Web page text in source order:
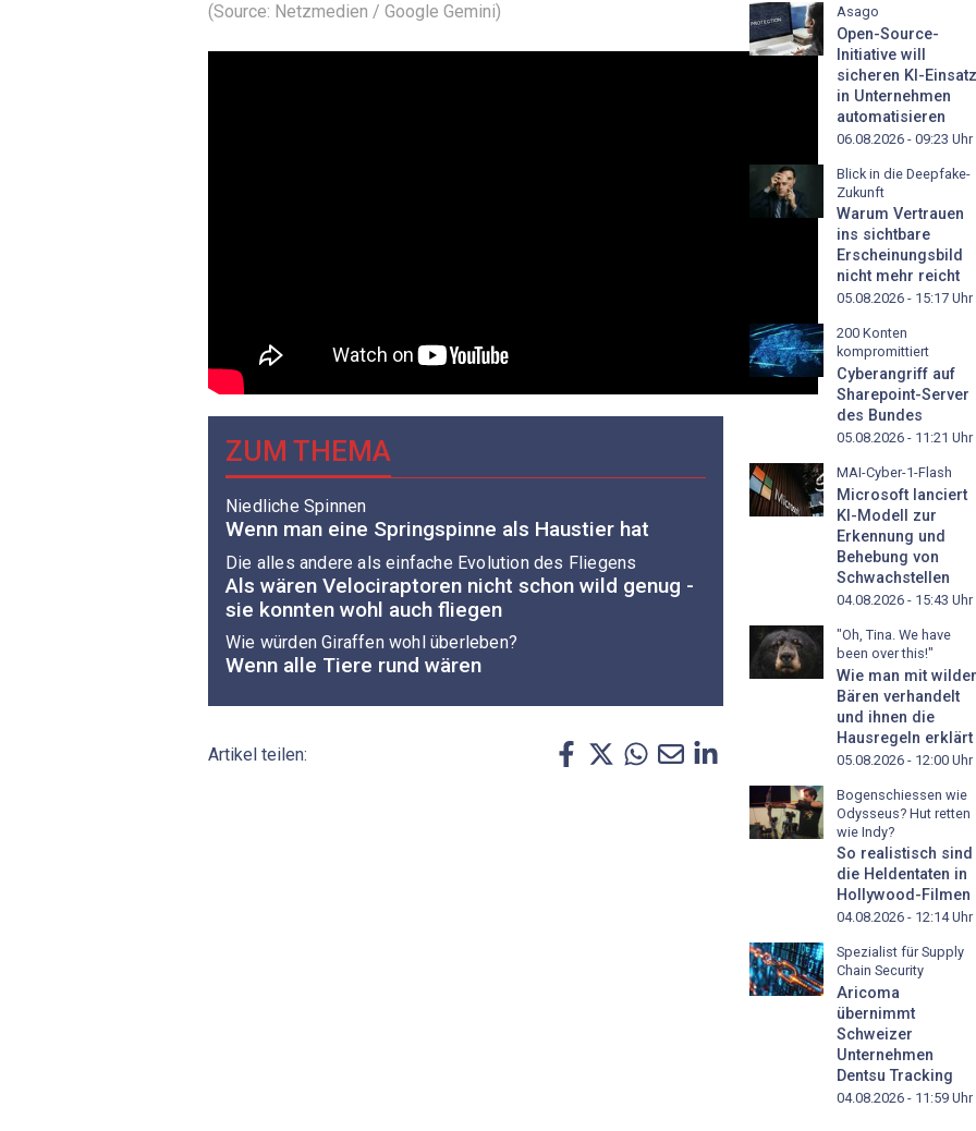
(Source: Netzmedien / Google Gemini)
ZUM THEMA
Niedliche Spinnen
Wenn man eine Springspinne als Haustier hat
Die alles andere als einfache Evolution des Fliegens
Als wären Velociraptoren nicht schon wild genug -
sie konnten wohl auch fliegen
Wie würden Giraffen wohl überleben?
Wenn alle Tiere rund wären
Artikel teilen:
Asago
Open-Source-
Initiative will
sicheren KI-Einsatz
in Unternehmen
automatisieren
06.08.2026 - 09:23 Uhr
Blick in die Deepfake-
Zukunft
Warum Vertrauen
ins sichtbare
Erscheinungsbild
nicht mehr reicht
05.08.2026 - 15:17 Uhr
200 Konten
kompromittiert
Cyberangriff auf
Sharepoint-Server
des Bundes
05.08.2026 - 11:21 Uhr
MAI-Cyber-1-Flash
Microsoft lanciert
KI-Modell zur
Erkennung und
Behebung von
Schwachstellen
04.08.2026 - 15:43 Uhr
"Oh, Tina. We have
been over this!"
Wie man mit
Bären verhandelt
und ihnen die
Hausregeln erklärt
05.08.2026 - 12:00 Uhr
Bogenschiessen wie
Odysseus? Hut retten
wie Indy?
So realistisch sind
die Heldentaten in
Hollywood-Filmen
04.08.2026 - 12:14Uhr
Spezialist für Supply
Chain Security
Aricoma
übernimmt
Schweizer
Unternehmen
Dentsu Tracking
04.08.2026 - 11:59 Uhr